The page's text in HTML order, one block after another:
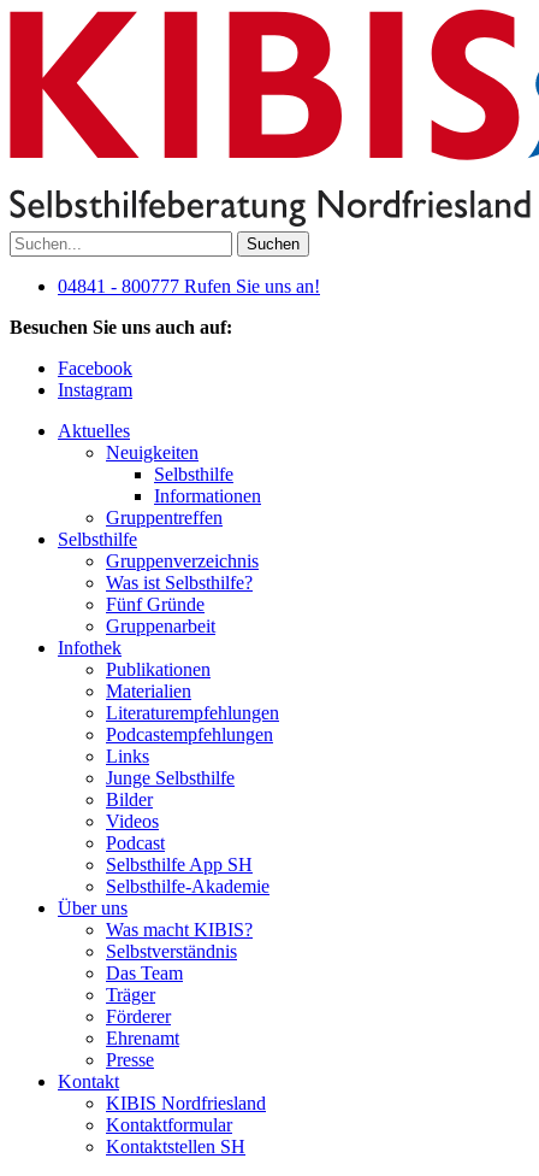
Suchen
04841 - 800777 Rufen Sie uns an!
Besuchen Sie uns auch auf:
Facebook
Instagram
Aktuelles
Neuigkeiten
Selbsthilfe
Informationen
Gruppentreffen
Selbsthilfe
Gruppenverzeichnis
Was ist Selbsthilfe?
Fünf Gründe
Gruppenarbeit
Infothek
Publikationen
Materialien
Literaturempfehlungen
Podcastempfehlungen
Links
Junge Selbsthilfe
Bilder
Videos
Podcast
Selbsthilfe App SH
Selbsthilfe-Akademie
Über uns
Was macht KIBIS?
Selbstverständnis
Das Team
Träger
Förderer
Ehrenamt
Presse
Kontakt
KIBIS Nordfriesland
Kontaktformular
Kontaktstellen SH